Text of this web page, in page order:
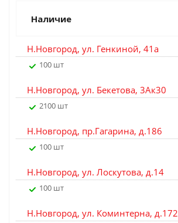
Наличие
Н.Новгород, ул. Генкиной, 41а
100 шт
Н.Новгород, ул. Бекетова, 3Ак30
2100 шт
Н.Новгород, пр.Гагарина, д.186
100 шт
Н.Новгород, ул. Лоскутова, д.14
100 шт
Н.Новгород, ул. Коминтерна, д.172